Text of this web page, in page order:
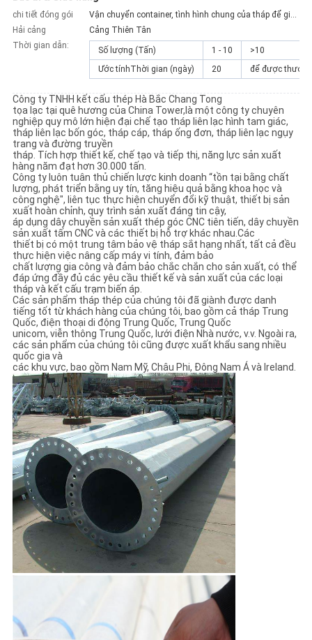
chi tiết đóng gói
Hải cảng
Cảng Thiên Tân
Thời gian dẫn:
Số lượng (Tấn) 1 - 10
>10
Ước tínhThời gian (ngày)
20 để được
Công ty TNHH kết cấu thép Hà Bắc Chang Tong
tọa lạc tại quê hương của China Tower, là một công ty chuyên
nghiệp quy mô lớn hiện đại chế tạo tháp liên lạc hình tam giác,
tháp liên lạc bốn góc, tháp cáp, tháp ống đơn, tháp liên lạc ngụy
trang và đường truyền
tháp. Tích hợp thiết kế, chế tạo và tiếp thị, năng lực sản xuất
hàng năm đạt hơn 30.000 tấn.
Công ty luôn tuân thủ chiến lược kinh doanh “tồn tại bằng chất
lượng, phát triển bằng uy tín, tăng hiệu quả bằng khoa học và
công nghệ", liên tục thực hiện chuyển đổi kỹ thuật, thiết bị sản
xuất hoàn chỉnh, quy trình sản xuất đáng tin cậy,
áp dụng dây chuyền sản xuất thép góc CNC tiên tiến, dây chuyền
sản xuất tấm CNC và các thiết bị hỗ trợ khác nhau.Các
thiết bị có một trung tâm bảo vệ tháp sắt hạng nhất, tất cả đều
thực hiện việc nâng cấp máy vi tính, đảm bảo
chất lượng gia công và đảm bảo chắc chắn cho sản xuất, có thể
đáp ứng đầy đủ các yêu cầu thiết kế và sản xuất của các loại
tháp và kết cấu trạm biến áp.
Các sản phẩm tháp thép của chúng tôi đã giành được danh
tiếng tốt từ khách hàng của chúng tôi, bao gồm cả tháp Trung
Quốc, điện thoại di động Trung Quốc, Trung Quốc
unicom, viễn thông Trung Quốc, lưới điện Nhà nước, v.v. Ngoài ra,
các sản phẩm của chúng tôi cũng được xuất khẩu sang nhiều
quốc gia và
các khu vực, bao gồm Nam Mỹ, Châu Phi, Đông Nam Á và Ireland.